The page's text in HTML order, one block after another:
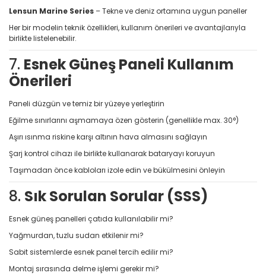
Lensun Marine Series – Tekne ve deniz ortamına uygun paneller
Her bir modelin teknik özellikleri, kullanım önerileri ve avantajlarıyla
birlikte listelenebilir.
7. Esnek Güneş Paneli Kullanım
Önerileri
Paneli düzgün ve temiz bir yüzeye yerleştirin
Eğilme sınırlarını aşmamaya özen gösterin (genellikle max. 30°)
Aşırı ısınma riskine karşı altının hava almasını sağlayın
Şarj kontrol cihazı ile birlikte kullanarak bataryayı koruyun
Taşımadan önce kabloları izole edin ve bükülmesini önleyin
8. Sık Sorulan Sorular (SSS)
Esnek güneş panelleri çatıda kullanılabilir mi?
Yağmurdan, tuzlu sudan etkilenir mi?
Sabit sistemlerde esnek panel tercih edilir mi?
Montaj sırasında delme işlemi gerekir mi?